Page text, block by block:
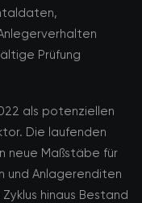
Prüfung
als potenziellen
Die laufenden
neue Maßstäbe für
und Anlagerenditen
hinaus Bestand